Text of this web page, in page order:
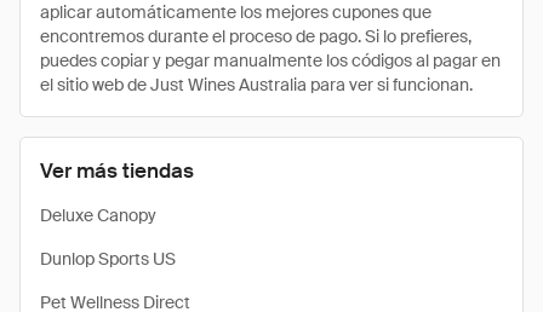
Ver más tiendas
Deluxe Canopy
Dunlop Sports US
Pet Wellness Direct
aplicar automáticamente los mejores cupones que
encontremos durante el proceso de pago. Si lo prefieres,
puedes copiar y pegar manualmente los códigos al pagar en
el sitio web de Just Wines Australia para ver si funcionan.